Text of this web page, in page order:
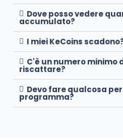
Dove posso vedere
accumulato?
I miei KeCoins
C'è un numero minimo
riscattare?
Devo fare qualcosa
programma?